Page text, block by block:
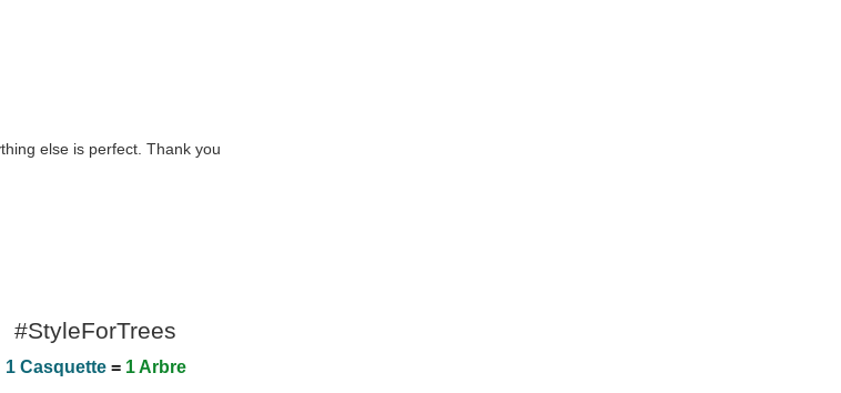
else is perfect. Thank you
#StyleForTrees
1 Casquette= 1 Arbre